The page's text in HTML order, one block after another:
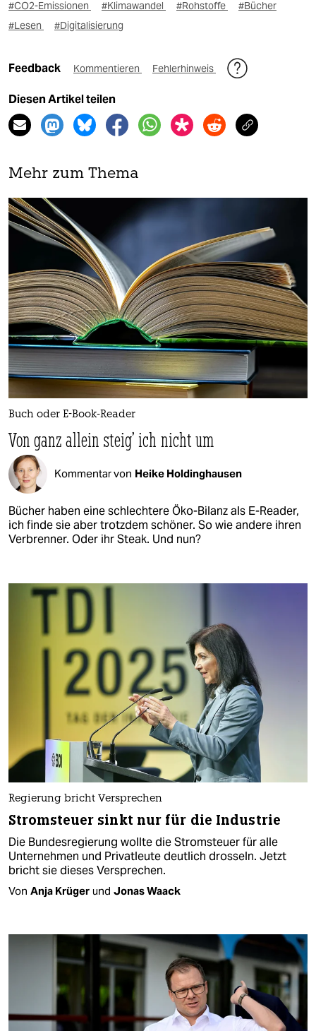
#CO2-Emissionen #Klimawandel #Rohstoffe
#Bücher
#Lesen
#Digitalisierung
Feedback Kommentieren Fehlerhinweis
Diesen Artikel teilen
Mehr zum Thema
Buch oder E-Book-Reader
Von ganz allein steig’ ich nicht um
Kommentar von Heike Holdinghausen
Bücher haben eine schlechtere Öko-Bilanz als E-Reader,
ich finde sie aber trotzdem schöner. So wie andere ihren
Verbrenner. Oder ihr Steak. Und nun?
Regierung bricht Versprechen
Stromsteuer sinkt nur für die Industrie
Die Bundesregierung wollte die Stromsteuer für alle
Unternehmen und Privatleute deutlich drosseln. Jetzt
bricht sie dieses Versprechen.
Von Anja Krüger und Jonas Waack